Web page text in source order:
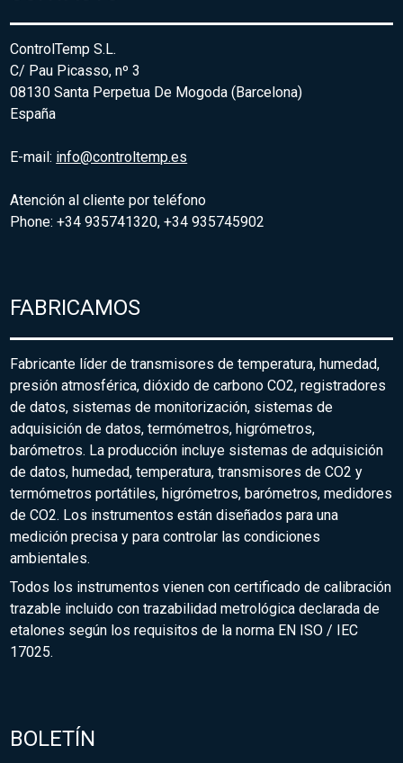
ControlTemp S.L.
C/ Pau Picasso, nº 3
08130 Santa Perpetua De Mogoda (Barcelona)
España
E-mail: info@controltemp.es
Atención al cliente por teléfono
Phone: +34 935741320, +34 935745902
FABRICAMOS
Fabricante líder de transmisores de temperatura, humedad,
presión atmosférica, dióxido de carbono CO2, registradores
de datos, sistemas de monitorización, sistemas de
adquisición de datos, termómetros, higrómetros,
barómetros. La producción incluye sistemas de adquisición
de datos, humedad, temperatura, transmisores de CO2 y
termómetros portátiles, higrómetros, barómetros, medidores
de CO2. Los instrumentos están diseñados para una
medición precisa y para controlar las condiciones
ambientales.
Todos los instrumentos vienen con certificado de calibración
trazable incluido con trazabilidad metrológica declarada de
etalones según los requisitos de la norma EN ISO / IEC
17025.
BOLETÍN